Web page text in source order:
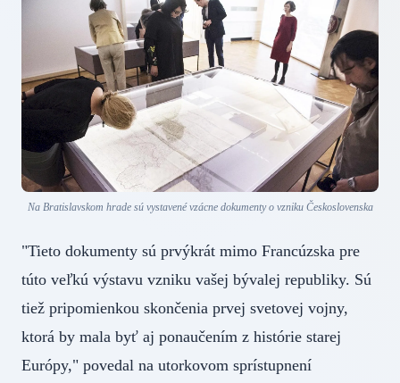
Na Bratislavskom hrade sú vystavené vzácne dokumenty o vzniku Československa
"Tieto dokumenty sú prvýkrát mimo Francúzska pre
túto veľkú výstavu vzniku vašej bývalej republiky. Sú
tiež pripomienkou skončenia prvej svetovej vojny,
ktorá by mala byť aj ponaučením z histórie starej
Európy," povedal na utorkovom sprístupnení